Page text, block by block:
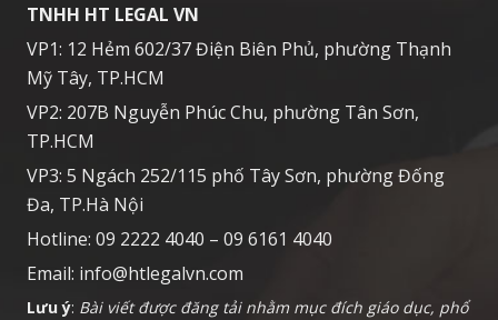
TNHH HT LEGAL VN
VP1: 12 Hẻm 602/37 Điện Biên Phủ, phường Thạnh
Mỹ Tây, TP.HCM
VP2: 207B Nguyễn Phúc Chu, phường Tân Sơn,
TP.HCM
VP3: 5 Ngách 252/115 phố Tây Sơn, phường Đống
Đa, TP.Hà Nội
Hotline: 09 2222 4040 – 09 6161 4040
Email: info@htlegalvn.com
Lưu ý: Bài viết được đăng tải nhằm mục đích giáo dục, phổ